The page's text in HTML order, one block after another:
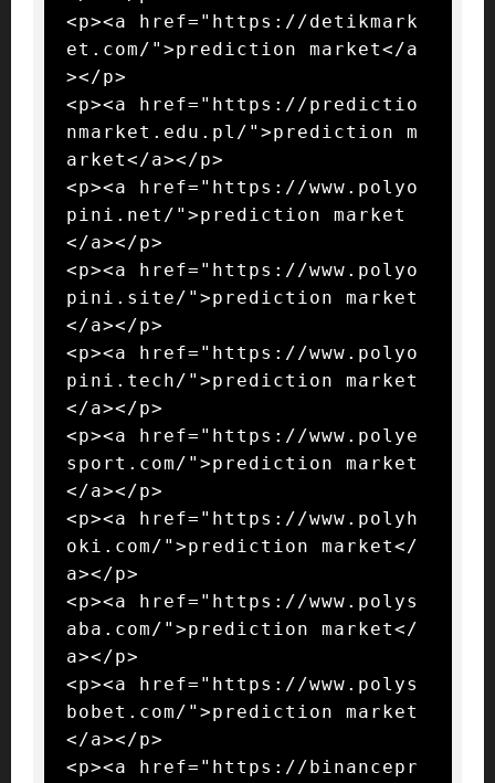
<p><a href="https://detikmark
et.com/">prediction market</a
></p>
<p><a href="https://predictio
nmarket.edu.pl/">prediction m
arket</a></p>
<p><a href="https://www.polyo
pini.net/">prediction market
</a></p>
<p><a href="https://www.polyo
pini.site/">prediction market
</a></p>
<p><a href="https://www.polyo
pini.tech/">prediction market
</a></p>
<p><a href="https://www.polye
sport.com/">prediction market
</a></p>
<p><a href="https://www.polyh
oki.com/">prediction market</
a></p>
<p><a href="https://www.polys
aba.com/">prediction market</
a></p>
<p><a href="https://www.polys
bobet.com/">prediction market
</a></p>
<p><a href="https://binancepr